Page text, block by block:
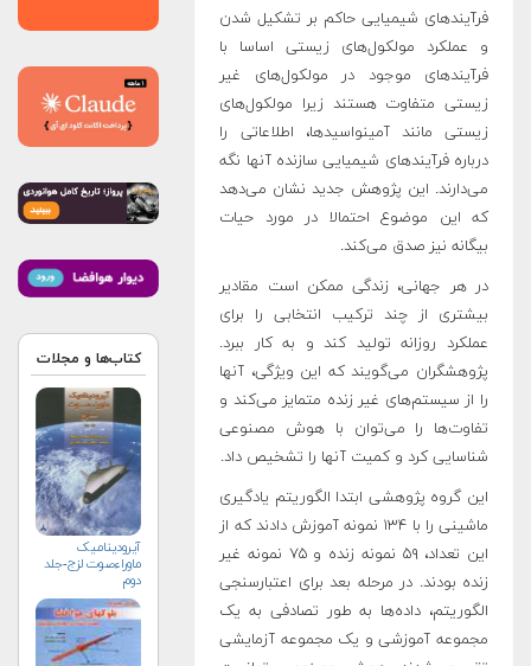
فرآیندهای شیمیایی حاکم بر تشکیل شدن
و عملکرد مولکول‌های زیستی اساسا با
فرآیندهای موجود در مولکول‌های غیر
زیستی متفاوت هستند زیرا مولکول‌های
زیستی مانند آمینواسیدها، اطلاعاتی را
درباره فرآیندهای شیمیایی سازنده آنها نگه
می‌دارند. این پژوهش جدید نشان می‌دهد
که این موضوع احتمالا در مورد حیات
بیگانه نیز صدق می‌کند.
در هر جهانی، زندگی ممکن است مقادیر
بیشتری از چند ترکیب انتخابی را برای
عملکرد روزانه تولید کند و به کار ببرد.
پژوهشگران می‌گویند که این ویژگی، آنها
را از سیستم‌های غیر زنده متمایز می‌کند و
تفاوت‌ها را می‌توان با هوش مصنوعی
شناسایی کرد و کمیت آنها را تشخیص داد.
این گروه پژوهشی ابتدا الگوریتم یادگیری
ماشینی را با ۱۳۴ نمونه آموزش دادند که از
این تعداد، ۵۹ نمونه زنده و ۷۵ نمونه غیر
زنده بودند. در مرحله بعد برای اعتبارسنجی
الگوریتم، داده‌ها به طور تصادفی به یک
مجموعه آموزشی و یک مجموعه آزمایشی
کتاب‌ها و مجلات
آیرودینامیک
ماوراءصوت لزج-جلد
دوم